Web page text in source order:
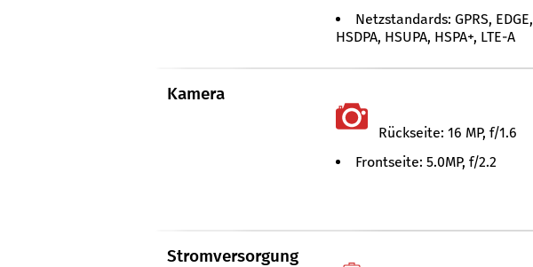
Netzstandards: GPRS, EDGE,
HSDPA, HSUPA, HSPA+, LTE-A
Kamera
Rückseite: 16 MP, f/1.6
Frontseite: 5.0MP, f/2.2
Stromversorgung